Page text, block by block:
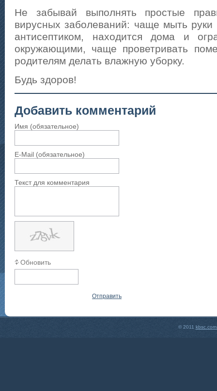
Не забывай выполнять простые
вирусных заболеваний: чаще мыть руки
антисептиком, находится дома и
окружающими, чаще проветривать
родителям делать влажную уборку.
Будь здоров!
Добавить комментарий
Имя (обязательное)
E-Mail (обязательное)
Текст для комментария
Обновить
Отправить
© 2011